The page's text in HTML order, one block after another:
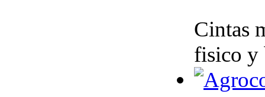
Cintas
fisico y